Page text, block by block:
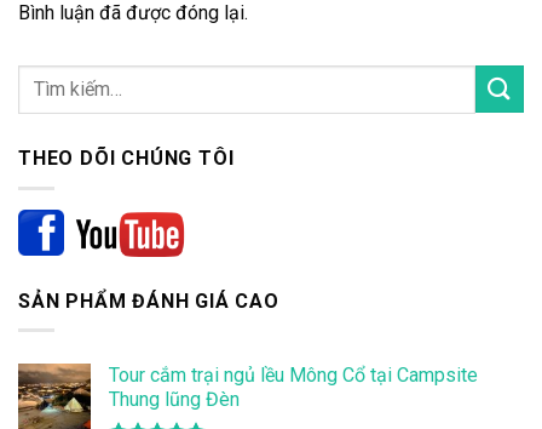
Bình luận đã được đóng lại.
THEO DÕI CHÚNG TÔI
SẢN PHẨM ĐÁNH GIÁ CAO
Tour cắm trại ngủ lều Mông Cổ tại Campsite
Thung lũng Đèn